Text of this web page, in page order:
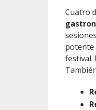
Cuatro
potente
festival.